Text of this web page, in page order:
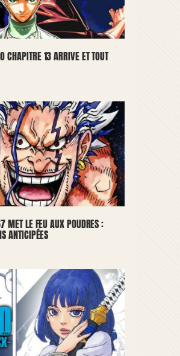
CHAPITRE 13 ARRIVE ET TOUT
MET LE FEU AUX POUDRES :
ANTICIPÉES